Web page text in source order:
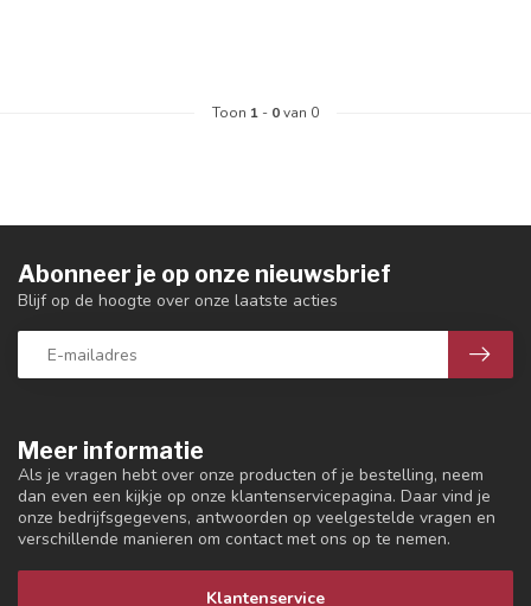
Toon 1 - 0van 0
Meer informatie
Als je vragen hebt over onze producten of je bestelling, neem
dan even een kijkje op onze klantenservicepagina. Daar vind je
onze bedrijfsgegevens, antwoorden op veelgestelde vragen en
verschillende manieren om contact met ons op te nemen.
Klantenservice
Abonneer je op onze nieuwsbrief
Blijf op de hoogte over onze laatste acties